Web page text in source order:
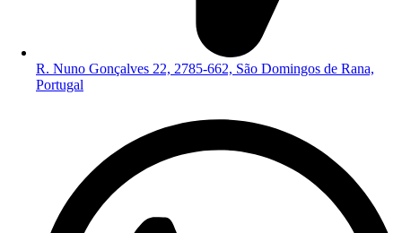
R. Nuno Gonçalves 22, 2785-662, São Domingos de Rana,
Portugal